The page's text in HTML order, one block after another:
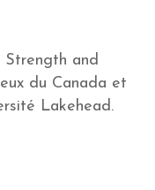
Strength and
du Canada et
Lakehead.